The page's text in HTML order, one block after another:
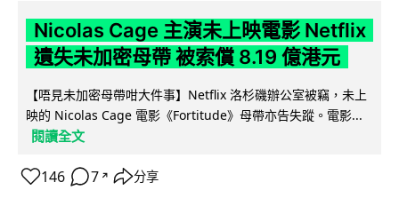
Nicolas Cage 主演未上映電影 Netflix
遺失未加密母帶 被索償 8.19 億港元
【唔見未加密母帶咁大件事】Netflix 洛杉磯辦公室被竊，未上
映的 Nicolas Cage 電影《Fortitude》母帶亦告失蹤。電影...
閱讀全文
146 7 ↗ 分享